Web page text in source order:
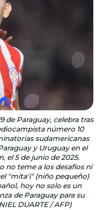
de Paraguay, celebra tras
número 10
sudamericanas
y Uruguay en el
el 5 de junio de 2025.
no teme a los desafíos ni
"mita'i" (niño pequeño)
hoy no solo es un
de Paraguay para su
DUARTE / AFP)